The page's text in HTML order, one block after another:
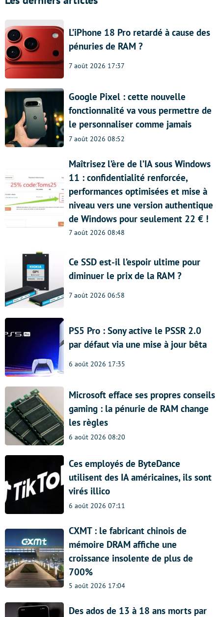
L’iPhone 18 Pro retardé à cause des
pénuries de RAM ?
7 août 2026 17:37
Google Pixel : cette nouvelle
fonctionnalité va vous permettre de
le personnaliser comme jamais
7 août 2026 08:52
Maîtrisez l’ère de l’IA sous Windows
11 : confidentialité renforcée,
performances optimisées et mise à
niveau vers une version authentique
de Windows pour seulement 22 € !
7 août 2026 08:48
Ce SSD est-il l’espoir ultime pour
diminuer le prix de la RAM ?
7 août 2026 06:58
PS5 Pro : Sony active le PSSR 2.0
par défaut via une mise à jour bêta
6 août 2026 17:35
Microsoft efface ses propres conseils
gaming : la pénurie de RAM change
les règles
6 août 2026 08:20
Ces employés de ByteDance
utilisent des IA américaines, ils sont
virés illico
6 août 2026 07:11
CXMT : le fabricant chinois de
mémoire DRAM affiche une
croissance insolente de plus de
700%
5 août 2026 17:04
Des ados de 13 à 18 ans morts par